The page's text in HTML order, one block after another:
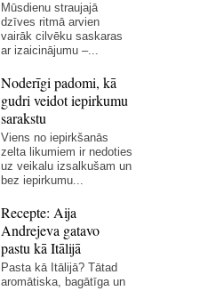
Mūsdienu straujajā
dzīves ritmā arvien
vairāk cilvēku saskaras
ar izaicinājumu –...
Noderīgi padomi, kā
gudri veidot iepirkumu
sarakstu
Viens no iepirkšanās
zelta likumiem ir nedoties
uz veikalu izsalkušam un
bez iepirkumu...
Recepte: Aija
Andrejeva gatavo
pastu kā Itālijā
Pasta kā Itālijā? Tātad
aromātiska, bagātīga un